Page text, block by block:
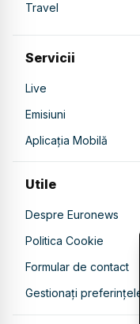
Travel
Servicii
Live
Emisiuni
Aplicația Mobilă
Utile
Despre Euronews
Politica Cookie
Formular de contact
Gestionați preferințele